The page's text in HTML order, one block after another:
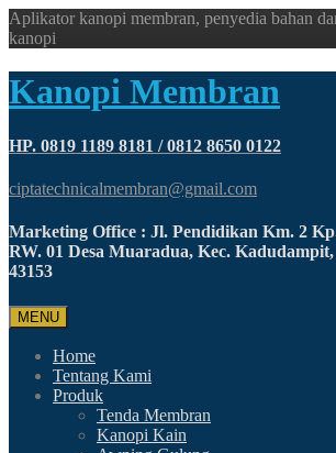
Aplikator kanopi membran, penyedia bahan
kanopi
Kanopi Membran
HP. 0819 1189 8181 / 0812 8650 0122
ciptatechnicalmembran@gmail.com
Marketing Office : Jl. Pendidikan Km. 2
RW. 01 Desa Muaradua, Kec.
43153
MENU
Home
Tentang Kami
Produk
Tenda Membran
Kanopi Kain